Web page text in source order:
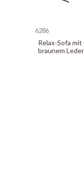
6286
Relax-Sofa
braunem Leder